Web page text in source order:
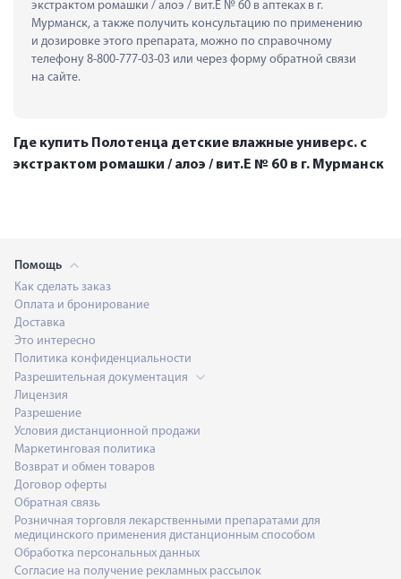
экстрактом ромашки / алоэ / вит.Е № 60 в аптеках в г.
Мурманск, а также получить консультацию по применению
и дозировке этого препарата, можно по справочному
телефону 8-800-777-03-03 или через форму обратной связи
на сайте.
Где купить Полотенца детские влажные универс. с
экстрактом ромашки / алоэ / вит.Е № 60 в г. Мурманск
Помощь
Как сделать заказ
Оплата и бронирование
Доставка
Это интересно
Политика конфиденциальности
Разрешительная документация
Лицензия
Разрешение
Условия дистанционной продажи
Маркетинговая политика
Возврат и обмен товаров
Договор оферты
Обратная связь
Розничная торговля лекарственными препаратами для
медицинского применения дистанционным способом
Обработка персональных данных
Согласие на получение рекламных рассылок